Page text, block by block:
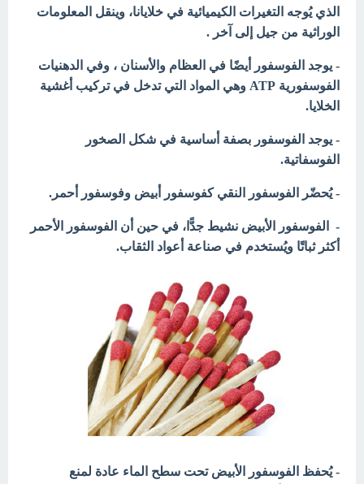
الذي يُوجه التغيرات الكيميائية في خلايانا، وينقل المعلومات
الوراثية من جيل إلى آخر .
- يوجد الفوسفور أيضًا في العظام والأسنان ، وفي الدهنيات
الفوسفورية ATP وهي المواد التي تدخل في تركيب أغشية
الخلايا.
- يوجد الفوسفور بصفة أساسية في شكل الصخور
الفوسفاتية.
- يُحضّر الفوسفور النقي كفوسفور أبيض وفوسفور أحمر.
- الفوسفور الأبيض نشيط جدًّا، في حين أن الفوسفور الأحمر
أكثر ثباتًا ويُستخدم في صناعة أعواد الثقاب.
- يُحفظ الفوسفور الأبيض تحت سطح الماء عادة لمنع